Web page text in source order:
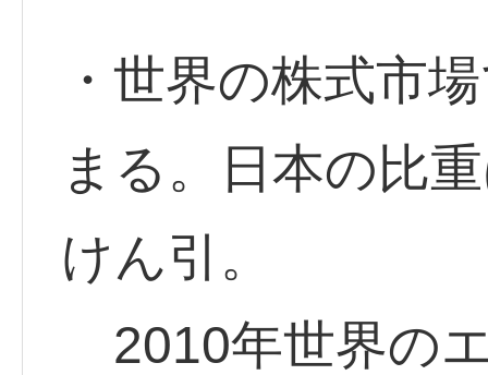
・世界の株式市
まる。日本の比
けん引。
2010年世界の